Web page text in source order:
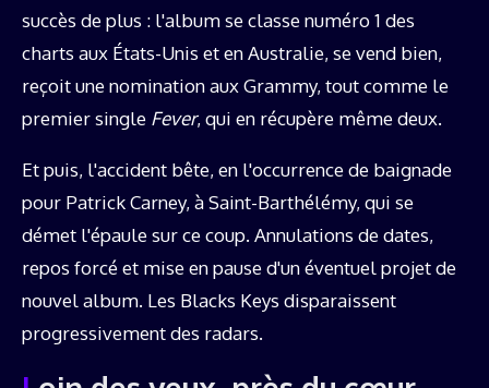
succès de plus : l'album se classe numéro 1 des
charts aux États-Unis et en Australie, se vend bien,
reçoit une nomination aux Grammy, tout comme le
premier single Fever, qui en récupère même deux.
Et puis, l'accident bête, en l'occurrence de baignade
pour Patrick Carney, à Saint-Barthélémy, qui se
démet l'épaule sur ce coup. Annulations de dates,
repos forcé et mise en pause d'un éventuel projet de
nouvel album. Les Blacks Keys disparaissent
progressivement des radars.